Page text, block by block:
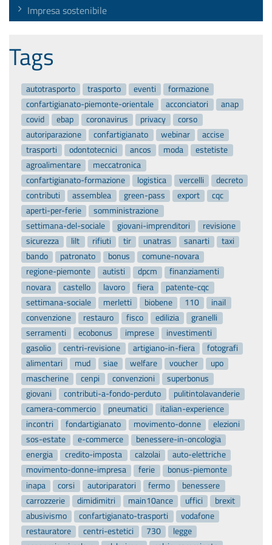
Impresa sostenibile
Tags
autotrasporto trasporto eventi
formazione
confartigianato-piemonte-orientale
acconciatori
anap
covid
ebap coronavirus privacy
corso
autoriparazione
confartigianato webinar
accise
trasporti
odontotecnici ancos moda
estetiste
agroalimentare
meccatronica
confartigianato-formazione
logistica vercelli
decreto
contributi
assemblea green-pass export
cqc
aperti-per-ferie
somministrazione
settimana-del-sociale
giovani-imprenditori
revisione
sicurezza
lilt rifiuti tir unatras sanarti
taxi
bando
patronato bonus
comune-novara
regione-piemonte
autisti dpcm
finanziamenti
novara
castello lavoro fiera
patente-cqc
settimana-sociale
merletti biobene 110
inail
convenzione
restauro fisco edilizia
granelli
serramenti
ecobonus imprese
investimenti
gasolio
centri-revisione artigiano-in-fiera
fotografi
alimentari
mud siae welfare voucher
upo
mascherine
cenpi convenzioni
superbonus
giovani
contributi-a-fondo-perduto
pulitintolavanderie
camera-commercio
pneumatici
italian-experience
incontri
fondartigianato movimento-donne
elezioni
sos-estate
e-commerce
benessere-in-oncologia
energia
credito-imposta calzolai
auto-elettriche
movimento-donne-impresa
ferie
bonus-piemonte
inapa
corsi autoriparatori fermo
benessere
carrozzerie
dimidimitri main10ance uffici
brexit
abusivismo
confartigianato-trasporti
vodafone
restauratore
centri-estetici 730
legge